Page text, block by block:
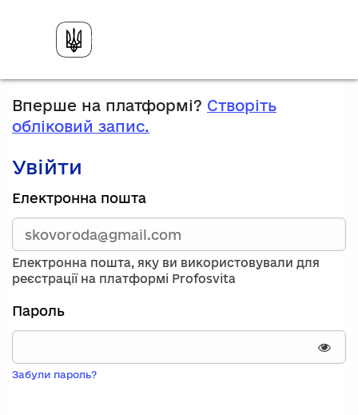
Вперше на платформі? Створіть
обліковий запис.
Увійти
Зареєструйтесь,
використавши
електронну
адресу
та
пароль.
Якщо
вас
немає
запису,
натисніть
Електронна пошта
Електронна пошта, яку ви використовували для
реєстрації на платформі Profosvita
Пароль
Забули пароль?